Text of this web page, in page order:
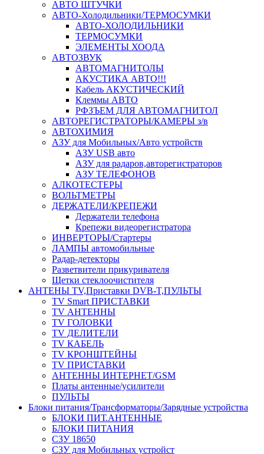
АВТО ШТУЧКИ
АВТО-Холодильники/ТЕРМОСУМКИ
АВТО-ХОЛОДИЛЬНИКИ
ТЕРМОСУМКИ
ЭЛЕМЕНТЫ ХООДА
АВТОЗВУК
АВТОМАГНИТОЛЫ
АКУСТИКА АВТО!!!
Кабель АКУСТИЧЕСКИЙ
Клеммы АВТО
РФЗЪЕМ ДЛЯ АВТОМАГНИТОЛ
АВТОРЕГИСТРАТОРЫ/КАМЕРЫ з/в
АВТОХИМИЯ
АЗУ для Мобильных/Авто устройств
АЗУ USB авто
АЗУ для радаров,авторегистраторов
АЗУ ТЕЛЕФОНОВ
АЛКОТЕСТЕРЫ
ВОЛЬТМЕТРЫ
ДЕРЖАТЕЛИ/КРЕПЕЖИ
Держатели телефона
Крепежи видеорегистратора
ИНВЕРТОРЫ/Стартеры
ЛАМПЫ автомобильные
Радар-детекторы
Разветвители прикуривателя
Щетки стеклоочистителя
АНТЕНЫ ТV,Приставки DVB-T,ПУЛЬТЫ
TV Smart ПРИСТАВКИ
TV АНТЕННЫ
TV ГОЛОВКИ
TV ДЕЛИТЕЛИ
TV КАБЕЛЬ
TV КРОНШТЕЙНЫ
TV ПРИСТАВКИ
АНТЕННЫ ИНТЕРНЕТ/GSM
Платы антенные/усилители
ПУЛЬТЫ
Блоки питания/Трансформаторы/Зарядные устройства
БЛОКИ ПИТ.АНТЕННЫЕ
БЛОКИ ПИТАНИЯ
СЗУ 18650
СЗУ для Мобильных устройст